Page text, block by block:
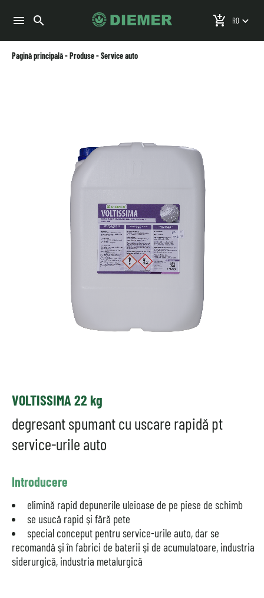
menu search add_shopping_cart keyboard_arrow_down
Pagină principală-Produse-Service auto
VOLTISSIMA 22 kg
degresant spumant cu uscare rapidă pt
service-urile auto
Introducere
elimină rapid depunerile uleioase de pe piese de schimb
se usucă rapid și fără pete
special conceput pentru service-urile auto, dar se
recomandă și în fabrici de baterii și de acumulatoare, industria
siderurgică, industria metalurgică